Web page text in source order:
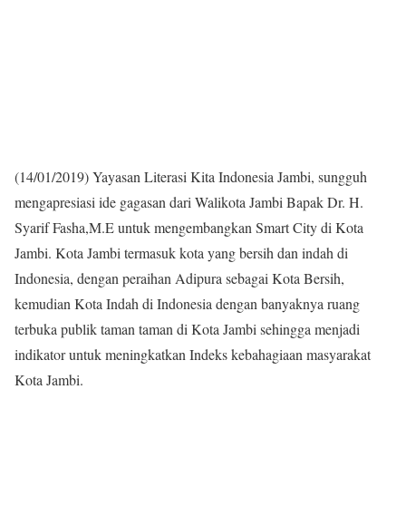
(14/01/2019) Yayasan Literasi Kita Indonesia Jambi, sungguh
mengapresiasi ide gagasan dari Walikota Jambi Bapak Dr. H.
Syarif Fasha,M.E untuk mengembangkan Smart City di Kota
Jambi. Kota Jambi termasuk kota yang bersih dan indah di
Indonesia, dengan peraihan Adipura sebagai Kota Bersih,
kemudian Kota Indah di Indonesia dengan banyaknya ruang
terbuka publik taman taman di Kota Jambi sehingga menjadi
indikator untuk meningkatkan Indeks kebahagiaan masyarakat
Kota Jambi.